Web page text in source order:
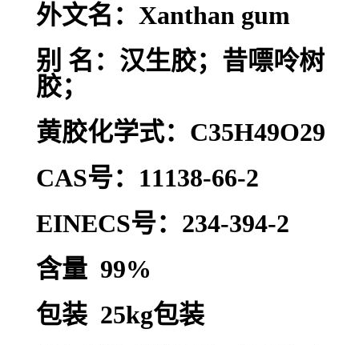
外文名：Xanthan gum
别 名：汉生胶；昔嘌呤树
胶；
黄胶化学式：C35H49O29
CAS号：11138-66-2
EINECS号：234-394-2
含量 99%
包装 25kg包装